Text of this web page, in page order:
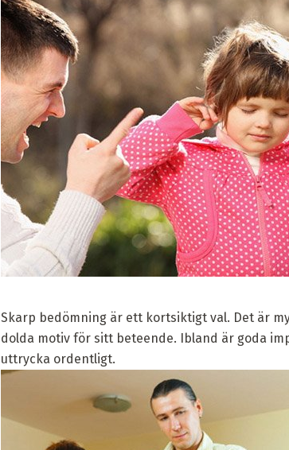
Skarp bedömning är ett kortsiktigt val. Det är
dolda motiv för sitt beteende. Ibland är goda
uttrycka ordentligt.